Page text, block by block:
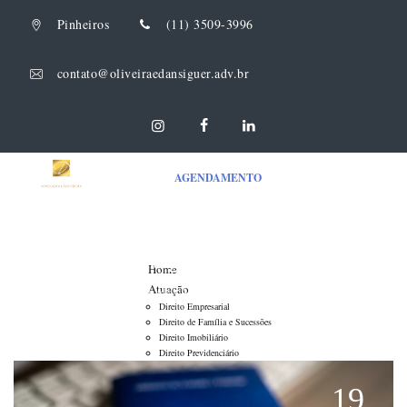
Pinheiros (11) 3509-3996
contato@oliveiraedansiguer.adv.br
AGENDAMENTO
Home
Atuação
Direito Empresarial
Direito de Família e Sucessões
Direito Imobiliário
Direito Previdenciário
Direito Tributário
Direito do Trabalho
advogado especialista
Oliveira & Dansiguer Advogados Associados
19